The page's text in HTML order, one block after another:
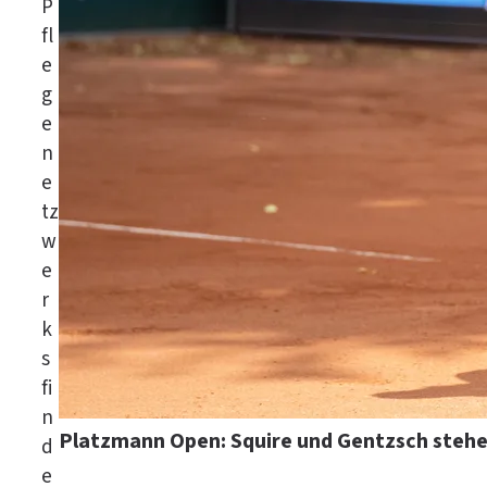
P
fl
e
g
e
n
e
tz
w
e
r
k
s
fi
n
d
e
Platzmann Open: Squire und Gentzsch